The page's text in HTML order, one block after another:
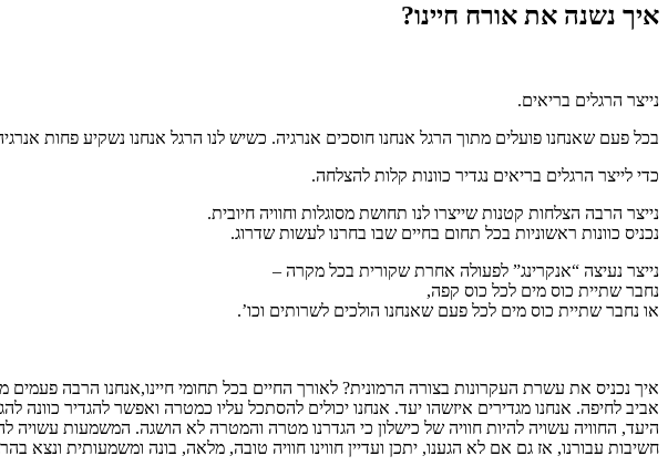
איך נשנה את אורח חיינו?
נייצר הרגלים בריאים.
בכל פעם שאנחנו פועלים מתוך הרגל אנחנו חוסכים אנרגיה. כשיש לנו הרגל אנחנו נשקיע פחות
כדי לייצר הרגלים בריאים נגדיר כוונות קלות להצלחה.
נייצר הרבה הצלחות קטנות שייצרו לנו תחושת מסוגלות וחוויה חיובית.
נכניס כוונות ראשוניות בכל תחום בחיים שבו בחרנו לעשות שדרוג.
נייצר נעיצה “אנקרינג” לפעולה אחרת שקורית בכל מקרה –
נחבר שתיית כוס מים לכל כוס קפה,
או נחבר שתיית כוס מים לכל פעם שאנחנו הולכים לשרותים וכו’.
איך נכניס את עשרת העקרונות בצורה הרמונית? לאורך החיים בכל תחומי חיינו,אנחנו הרבה פעמים
אביב לחיפה. אנחנו מגדירים איזשהו יעד. אנחנו יכולים להסתכל עליו כמטרה ואפשר להגדיר
היעד, החוויה עשויה להיות חוויה של כישלון כי הגדרנו מטרה והמטרה לא הושגה. המשמעות עשויה
חשיבות עבורנו, אז גם אם לא הגענו, יתכן ועדיין חווינו חוויה טובה, מלאה, בונה ומשמעותית ונצא